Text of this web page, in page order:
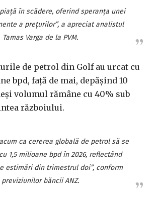
în scădere, oferind speranţa unei
a preţurilor”, a apreciat analistul
Tamas Varga de la PVM.
de petrol din Golf au urcat cu
bpd, faţă de mai, depăşind 10
volumul rămâne cu 40% sub
războiului.
ca cererea globală de petrol să se
1,5 milioane bpd în 2026, reflectând
estimări din trimestrul doi”, conform
previziunilor băncii ANZ.